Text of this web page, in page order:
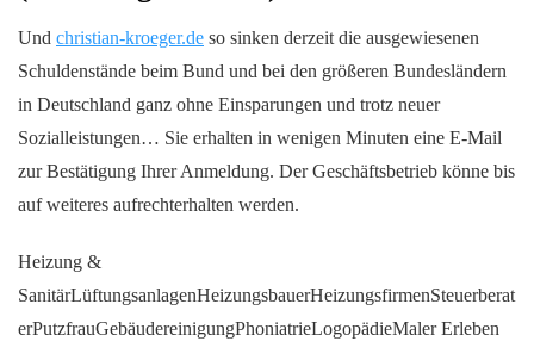
Und christian-kroeger.de so sinken derzeit die ausgewiesenen
Schuldenstände beim Bund und bei den größeren Bundesländern
in Deutschland ganz ohne Einsparungen und trotz neuer
Sozialleistungen… Sie erhalten in wenigen Minuten eine E-Mail
zur Bestätigung Ihrer Anmeldung. Der Geschäftsbetrieb könne bis
auf weiteres aufrechterhalten werden.
Heizung &
SanitärLüftungsanlagenHeizungsbauerHeizungsfirmenSteuerberat
erPutzfrauGebäudereinigungPhoniatrieLogopädieMaler Erleben